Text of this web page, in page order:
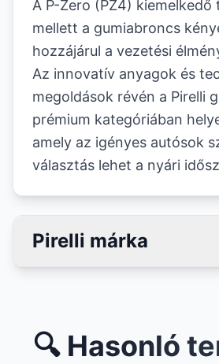
A P-Zero (PZ4) kiemelkedő
mellett a gumiabroncs
hozzájárul a vezetési
Az innovatív anyagok és
megoldások révén a Pirelli
prémium kategóriában
amely az igényes autósok
választás lehet a nyári
Pirelli márka
🔍 Hasonló